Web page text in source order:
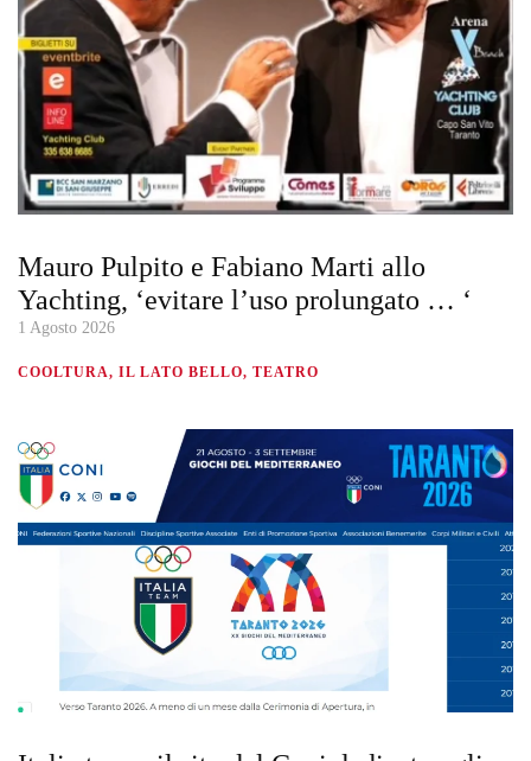
Mauro Pulpito e Fabiano Marti allo
Yachting, ‘evitare l’uso prolungato … ‘
1 Agosto 2026
COOLTURA, IL LATO BELLO, TEATRO